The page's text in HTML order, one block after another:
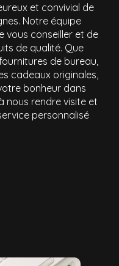
et convivial de
Notre équipe
vous conseiller et de
de qualité. Que
de bureau,
cadeaux originales,
bonheur dans
nous rendre visite et
personnalisé